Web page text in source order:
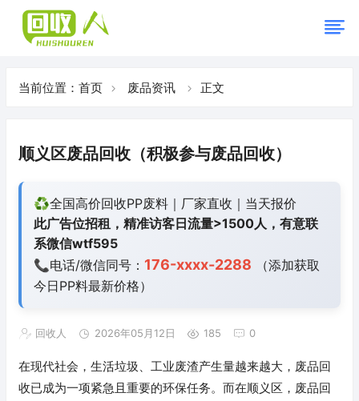
当前位置： 首页 废品资讯 正文
顺义区废品回收（积极参与废品回收）
♻️全国高价回收PP废料｜厂家直收｜当天报价
此广告位招租，精准访客日流量>1500人，有意联
系微信wtf595
📞电话/微信同号： 176-xxxx-2288 （添加获取
今日PP料最新价格）
回收人 2026年05月12日 185 0
在现代社会，生活垃圾、工业废渣产生量越来越大，废品回
收已成为一项紧急且重要的环保任务。而在顺义区，废品回